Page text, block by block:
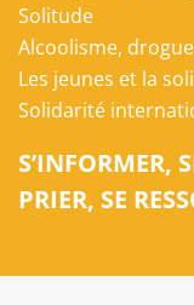
Solitude
Alcoolisme,
Les jeunes et la
Solidarité
S’INFORMER,
PRIER, SE